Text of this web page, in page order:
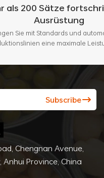
fortschrittlicher
und automatischen
maximale Leistung von 3
Chengnan Avenue,
Province, China